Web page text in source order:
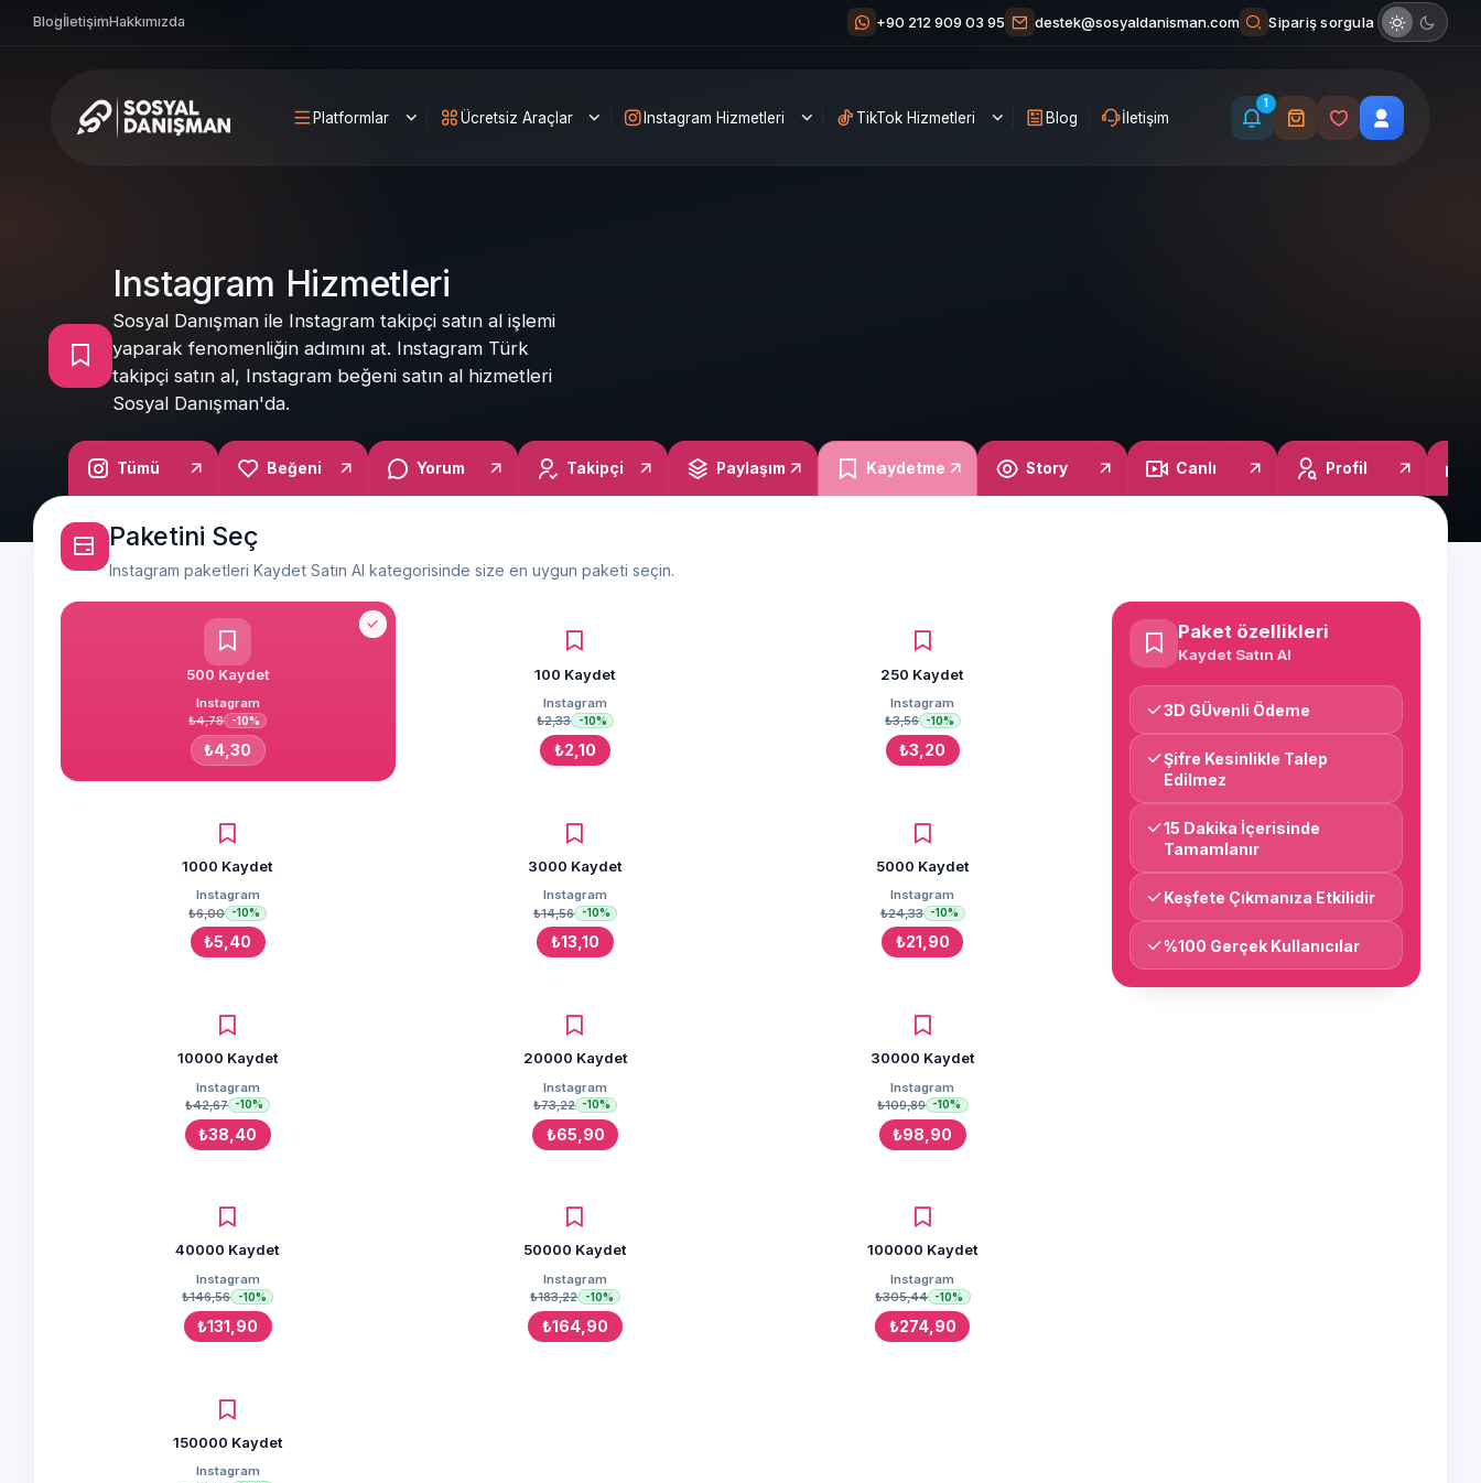
BlogİletişimHakkımızda +90 212 909 03 95 destek@sosyaldanisman.com Sipariş sorgula
Platformlar Ücretsiz Araçlar Instagram Hizmetleri TikTok Hizmetleri Blog İletişim
1
Instagram Hizmetleri
Sosyal Danışman ile Instagram takipçi satın al işlemi
yaparak fenomenliğin adımını at. Instagram Türk
takipçi satın al, Instagram beğeni satın al hizmetleri
Sosyal Danışman'da.
Tümü Beğeni Yorum Takipçi Paylaşım Kaydetme Story Canlı Profil
Paketini Seç
Instagram paketleri Kaydet Satın Al kategorisinde size en uygun paketi seçin.
500 Kaydet
Instagram
₺4,78
-10%
₺4,30
100 Kaydet
Instagram
₺2,33
-10%
₺2,10
250 Kaydet
Instagram
₺3,56 -10%
₺3,20
1000 Kaydet
Instagram
₺6,00 -10%
₺5,40
3000 Kaydet
Instagram
₺14,56
-10%
₺13,10
5000 Kaydet
Instagram
₺24,33 -10%
₺21,90
10000 Kaydet
Instagram
₺42,67 -10%
₺38,40
20000 Kaydet
Instagram
₺73,22 -10%
₺65,90
30000 Kaydet
Instagram
₺109,89 -10%
₺98,90
40000 Kaydet
Instagram
₺146,56
-10%
₺131,90
50000 Kaydet
Instagram
₺183,22
-10%
₺164,90
100000 Kaydet
Instagram
₺305,44 -10%
₺274,90
150000 Kaydet
Instagram
Paket özellikleri
Kaydet Satın Al
3D GÜvenli Ödeme
Şifre Kesinlikle Talep
Edilmez
15 Dakika İçerisinde
Tamamlanır
Keşfete Çıkmanıza Etkilidir
%100 Gerçek Kullanıcılar